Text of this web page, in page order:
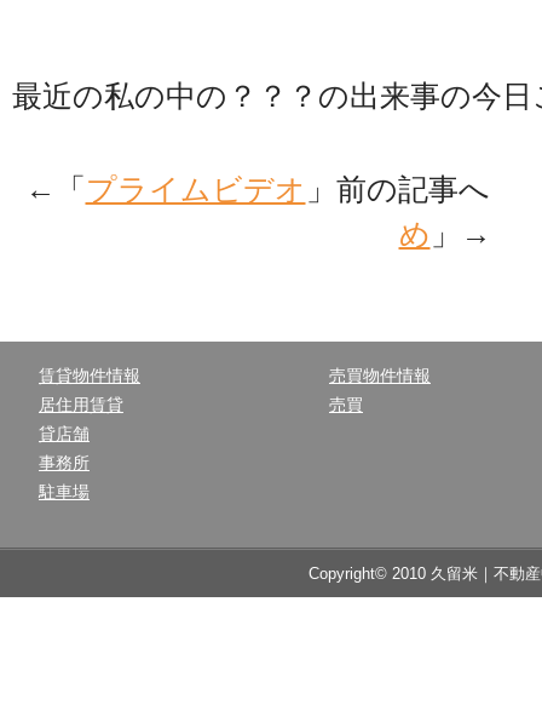
最近の私の中の？？？の出来事の今日
←「 プライムビデオ 」前の記事へ
め 」→
賃貸物件情報
居住用賃貸
貸店舗
事務所
駐車場
売買物件情報
売買
Copyright© 2010 久留米｜不動